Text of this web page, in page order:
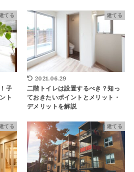
てる
子
ト
建てる
2021.06.29
二階トイレは設置するべき？知っ
ておきたいポイントとメリット・
デメリットを解説
てる 建てる